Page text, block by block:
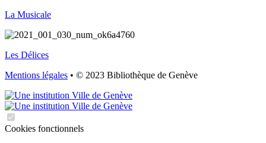
La Musicale
Les Délices
Mentions légales • © 2023 Bibliothèque de Genève
Cookies fonctionnels